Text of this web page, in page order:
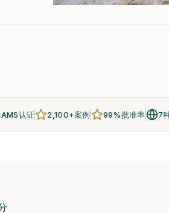
认证 2,100+案例 99%批准率 7